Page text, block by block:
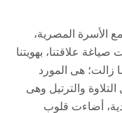
المصرية،
علاقتنا، بهويتنا
زالت؛ هى المورد
والترتيل وهى
أضاءت قلوب